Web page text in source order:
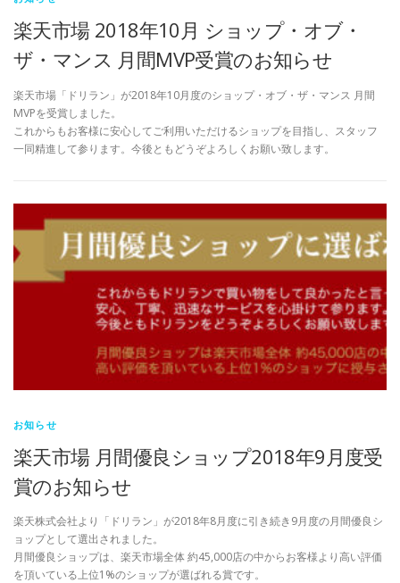
楽天市場 2018年10月 ショップ・オブ・
ザ・マンス 月間MVP受賞のお知らせ
楽天市場「ドリラン」が2018年10月度のショップ・オブ・ザ・マンス 月間
MVPを受賞しました。
これからもお客様に安心してご利用いただけるショップを目指し、スタッフ
一同精進して参ります。今後ともどうぞよろしくお願い致します。
お知らせ
楽天市場 月間優良ショップ2018年9月度受
賞のお知らせ
楽天株式会社より「ドリラン」が2018年8月度に引き続き9月度の月間優良シ
ョップとして選出されました。
月間優良ショップは、楽天市場全体 約45,000店の中からお客様より高い評価
を頂いている上位1%のショップが選ばれる賞です。